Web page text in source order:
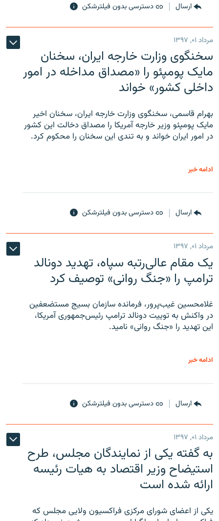
ارسال دسترسی بدون فیلترشکن
مرداد ۰۱, ۱۳۹۷
سخنگوی وزارت خارجه ایران، سخنان
مایک پومپئو را «مصداق مداخله در امور
داخلی کشور» خواند
بهرام قاسمی، سخنگوی وزارت خارجه ایران، سخنان اخیر
مایک پومپئو وزیر خارجه آمریکا را مصداق دخالت این کشور
در امور ایران خواند و به تندی این سخنان را محکوم کرد.
ادامه خبر
ارسال دسترسی بدون فیلترشکن
مرداد ۰۱, ۱۳۹۷
یک مقام عالی‌رتبه سپاه، تهدید دونالد
ترامپ را «جنگ روانی» توصیف کرد
غلامحسین غیب‌پرور، فرمانده سازمان بسیج مستضعفین
در واکنش به توییت دونالد ترامپ رئیس‌جمهوری آمریکا،
این تهدید را «جنگ روانی» نامید.
ادامه خبر
ارسال دسترسی بدون فیلترشکن
مرداد ۰۱, ۱۳۹۷
به گفته یکی از نمایندگان مجلس، طرح
استیضاح وزیر اقتصاد به هیات رئیسه
ارائه شده است
یکی از اعضای شورای مرکزی فراکسیون ولایی مجلس که